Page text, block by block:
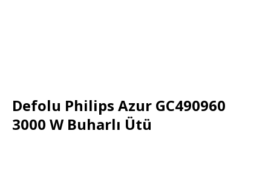
Defolu Philips Azur GC490960
3000 W Buharlı Ütü